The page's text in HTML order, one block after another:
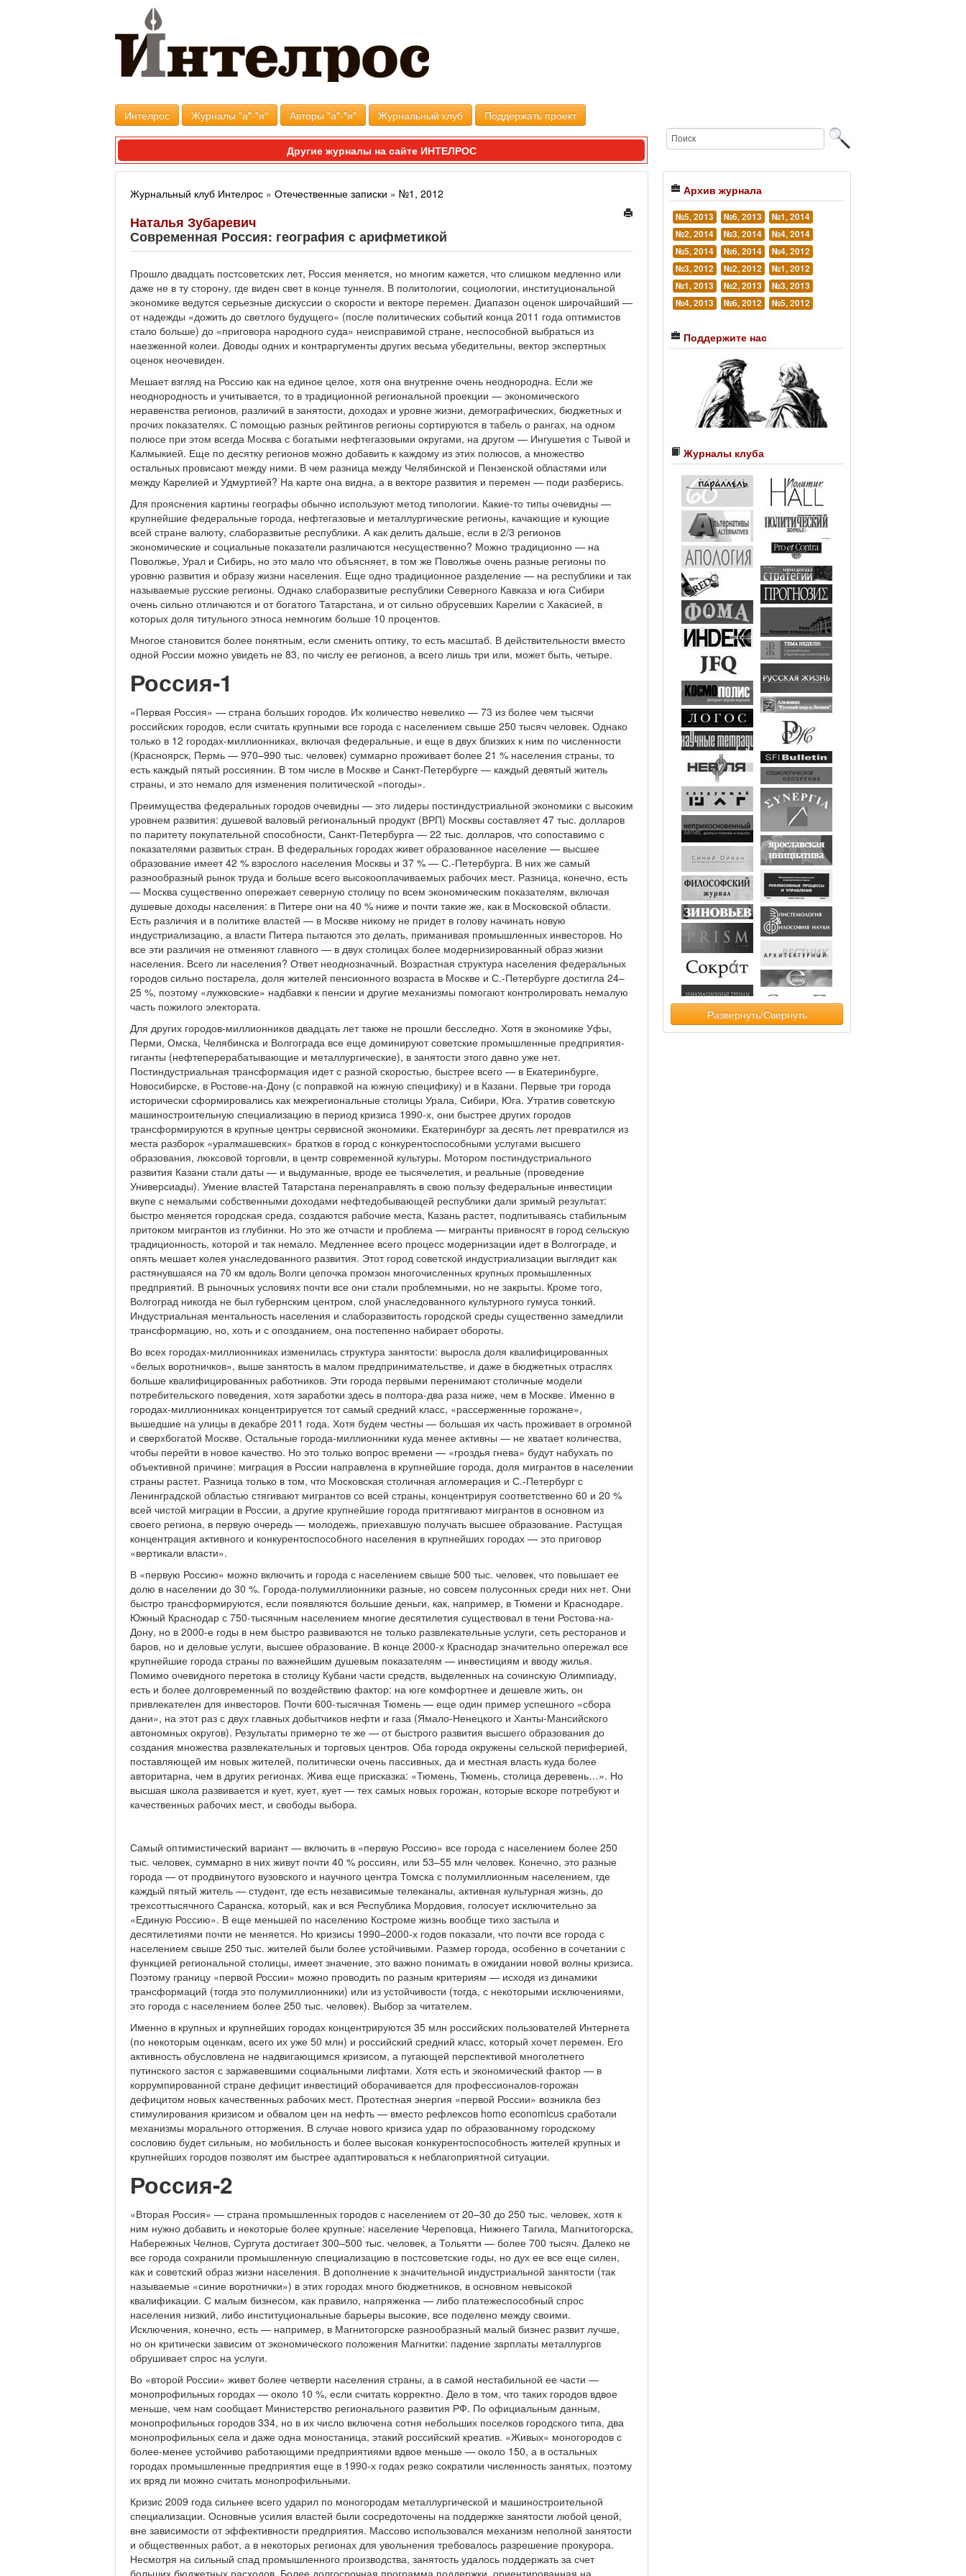
Интелрос Журналы "а"-"я" Авторы "а"-"я" Журнальный клуб Поддержать проект
Другие журналы на сайте ИНТЕЛРОС
Журнальный клуб Интелрос » Отечественные записки » №1, 2012
Наталья Зубаревич
Современная Россия: география с арифметикой
Прошло двадцать постсоветских лет, Россия меняется, но многим кажется, что слишком медленно или
даже не в ту сторону, где виден свет в конце туннеля. В политологии, социологии, институциональной
экономике ведутся серьезные дискуссии о скорости и векторе перемен. Диапазон оценок широчайший —
от надежды «дожить до светлого будущего» (после политических событий конца 2011 года оптимистов
стало больше) до «приговора народного суда» неисправимой стране, неспособной выбраться из
наезженной колеи. Доводы одних и контраргументы других весьма убедительны, вектор экспертных
оценок неочевиден.
Мешает взгляд на Россию как на единое целое, хотя она внутренне очень неоднородна. Если же
неоднородность и учитывается, то в традиционной региональной проекции — экономического
неравенства регионов, различий в занятости, доходах и уровне жизни, демографических, бюджетных и
прочих показателях. С помощью разных рейтингов регионы сортируются в табель о рангах, на одном
полюсе при этом всегда Москва с богатыми нефтегазовыми округами, на другом — Ингушетия с Тывой и
Калмыкией. Еще по десятку регионов можно добавить к каждому из этих полюсов, а множество
остальных провисают между ними. В чем разница между Челябинской и Пензенской областями или
между Карелией и Удмуртией? На карте она видна, а в векторе развития и перемен — поди разберись.
Для прояснения картины географы обычно используют метод типологии. Какие-то типы очевидны —
крупнейшие федеральные города, нефтегазовые и металлургические регионы, качающие и кующие
всей стране валюту, слаборазвитые республики. А как делить дальше, если в 2/3 регионов
экономические и социальные показатели различаются несущественно? Можно традиционно — на
Поволжье, Урал и Сибирь, но это мало что объясняет, в том же Поволжье очень разные регионы по
уровню развития и образу жизни населения. Еще одно традиционное разделение — на республики и так
называемые русские регионы. Однако слаборазвитые республики Северного Кавказа и юга Сибири
очень сильно отличаются и от богатого Татарстана, и от сильно обрусевших Карелии с Хакасией, в
которых доля титульного этноса немногим больше 10 процентов.
Многое становится более понятным, если сменить оптику, то есть масштаб. В действительности вместо
одной России можно увидеть не 83, по числу ее регионов, а всего лишь три или, может быть, четыре.
Россия-1
«Первая Россия» — страна больших городов. Их количество невелико — 73 из более чем тысячи
российских городов, если считать крупными все города с населением свыше 250 тысяч человек. Однако
только в 12 городах-миллионниках, включая федеральные, и еще в двух близких к ним по численности
(Красноярск, Пермь — 970–990 тыс. человек) суммарно проживает более 21 % населения страны, то
есть каждый пятый россиянин. В том числе в Москве и Санкт-Петербурге — каждый девятый житель
страны, и это немало для изменения политической «погоды».
Преимущества федеральных городов очевидны — это лидеры постиндустриальной экономики с высоким
уровнем развития: душевой валовый региональный продукт (ВРП) Москвы составляет 47 тыс. долларов
по паритету покупательной способности, Санкт-Петербурга — 22 тыс. долларов, что сопоставимо с
показателями развитых стран. В федеральных городах живет образованное население — высшее
образование имеет 42 % взрослого населения Москвы и 37 % — С.-Петербурга. В них же самый
разнообразный рынок труда и больше всего высокооплачиваемых рабочих мест. Разница, конечно, есть
— Москва существенно опережает северную столицу по всем экономическим показателям, включая
душевые доходы населения: в Питере они на 40 % ниже и почти такие же, как в Московской области.
Есть различия и в политике властей — в Москве никому не придет в голову начинать новую
индустриализацию, а власти Питера пытаются это делать, приманивая промышленных инвесторов. Но
все эти различия не отменяют главного — в двух столицах более модернизированный образ жизни
населения. Всего ли населения? Ответ неоднозначный. Возрастная структура населения федеральных
городов сильно постарела, доля жителей пенсионного возраста в Москве и С.-Петербурге достигла 24–
25 %, поэтому «лужковские» надбавки к пенсии и другие механизмы помогают контролировать немалую
часть пожилого электората.
Для других городов-миллионников двадцать лет также не прошли бесследно. Хотя в экономике Уфы,
Перми, Омска, Челябинска и Волгограда все еще доминируют советские промышленные предприятия-
гиганты (нефтеперерабатывающие и металлургические), в занятости этого давно уже нет.
Постиндустриальная трансформация идет с разной скоростью, быстрее всего — в Екатеринбурге,
Новосибирске, в Ростове-на-Дону (с поправкой на южную специфику) и в Казани. Первые три города
исторически сформировались как межрегиональные столицы Урала, Сибири, Юга. Утратив советскую
машиностроительную специализацию в период кризиса 1990-х, они быстрее других городов
трансформируются в крупные центры сервисной экономики. Екатеринбург за десять лет превратился из
места разборок «уралмашевских» братков в город с конкурентоспособными услугами высшего
образования, люксовой торговли, в центр современной культуры. Мотором постиндустриального
развития Казани стали даты — и выдуманные, вроде ее тысячелетия, и реальные (проведение
Универсиады). Умение властей Татарстана перенаправлять в свою пользу федеральные инвестиции
вкупе с немалыми собственными доходами нефтедобывающей республики дали зримый результат:
быстро меняется городская среда, создаются рабочие места, Казань растет, подпитываясь стабильным
притоком мигрантов из глубинки. Но это же отчасти и проблема — мигранты привносят в город сельскую
традиционность, которой и так немало. Медленнее всего процесс модернизации идет в Волгограде, и
опять мешает колея унаследованного развития. Этот город советской индустриализации выглядит как
растянувшаяся на 70 км вдоль Волги цепочка промзон многочисленных крупных промышленных
предприятий. В рыночных условиях почти все они стали проблемными, но не закрыты. Кроме того,
Волгоград никогда не был губернским центром, слой унаследованного культурного гумуса тонкий.
Индустриальная ментальность населения и слаборазвитость городской среды существенно замедлили
трансформацию, но, хоть и с опозданием, она постепенно набирает обороты.
Во всех городах-миллионниках изменилась структура занятости: выросла доля квалифицированных
«белых воротничков», выше занятость в малом предпринимательстве, и даже в бюджетных отраслях
больше квалифицированных работников. Эти города первыми перенимают столичные модели
потребительского поведения, хотя заработки здесь в полтора-два раза ниже, чем в Москве. Именно в
городах-миллионниках концентрируется тот самый средний класс, «рассерженные горожане»,
вышедшие на улицы в декабре 2011 года. Хотя будем честны — большая их часть проживает в огромной
и сверхбогатой Москве. Остальные города-миллионники куда менее активны — не хватает количества,
чтобы перейти в новое качество. Но это только вопрос времени — «гроздья гнева» будут набухать по
объективной причине: миграция в России направлена в крупнейшие города, доля мигрантов в населении
страны растет. Разница только в том, что Московская столичная агломерация и С.-Петербург с
Ленинградской областью стягивают мигрантов со всей страны, концентрируя соответственно 60 и 20 %
всей чистой миграции в России, а другие крупнейшие города притягивают мигрантов в основном из
своего региона, в первую очередь — молодежь, приехавшую получать высшее образование. Растущая
концентрация активного и конкурентоспособного населения в крупнейших городах — это приговор
«вертикали власти».
В «первую Россию» можно включить и города с населением свыше 500 тыс. человек, что повышает ее
долю в населении до 30 %. Города-полумиллионники разные, но совсем полусонных среди них нет. Они
быстро трансформируются, если появляются большие деньги, как, например, в Тюмени и Краснодаре.
Южный Краснодар с 750-тысячным населением многие десятилетия существовал в тени Ростова-на-
Дону, но в 2000-е годы в нем быстро развиваются не только развлекательные услуги, сеть ресторанов и
баров, но и деловые услуги, высшее образование. В конце 2000-х Краснодар значительно опережал все
крупнейшие города страны по важнейшим душевым показателям — инвестициям и вводу жилья.
Помимо очевидного перетока в столицу Кубани части средств, выделенных на сочинскую Олимпиаду,
есть и более долговременный по воздействию фактор: на юге комфортнее и дешевле жить, он
привлекателен для инвесторов. Почти 600-тысячная Тюмень — еще один пример успешного «сбора
дани», на этот раз с двух главных добытчиков нефти и газа (Ямало-Ненецкого и Ханты-Мансийского
автономных округов). Результаты примерно те же — от быстрого развития высшего образования до
создания множества развлекательных и торговых центров. Оба города окружены сельской периферией,
поставляющей им новых жителей, политически очень пассивных, да и местная власть куда более
авторитарна, чем в других регионах. Жива еще присказка: «Тюмень, Тюмень, столица деревень…». Но
высшая школа развивается и кует, кует, кует — тех самых новых горожан, которые вскоре потребуют и
качественных рабочих мест, и свободы выбора.
Самый оптимистический вариант — включить в «первую Россию» все города с населением более 250
тыс. человек, суммарно в них живут почти 40 % россиян, или 53–55 млн человек. Конечно, это разные
города — от продвинутого вузовского и научного центра Томска с полумиллионным населением, где
каждый пятый житель — студент, где есть независимые телеканалы, активная культурная жизнь, до
трехсоттысячного Саранска, который, как и вся Республика Мордовия, голосует исключительно за
«Единую Россию». В еще меньшей по населению Костроме жизнь вообще тихо застыла и
десятилетиями почти не меняется. Но кризисы 1990–2000-х годов показали, что почти все города с
населением свыше 250 тыс. жителей были более устойчивыми. Размер города, особенно в сочетании с
функцией региональной столицы, имеет значение, это важно понимать в ожидании новой волны кризиса.
Поэтому границу «первой России» можно проводить по разным критериям — исходя из динамики
трансформаций (тогда это полумиллионники) или из устойчивости (тогда, с некоторыми исключениями,
это города с населением более 250 тыс. человек). Выбор за читателем.
Именно в крупных и крупнейших городах концентрируются 35 млн российских пользователей Интернета
(по некоторым оценкам, всего их уже 50 млн) и российский средний класс, который хочет перемен. Его
активность обусловлена не надвигающимся кризисом, а пугающей перспективой многолетнего
путинского застоя с заржавевшими социальными лифтами. Хотя есть и экономический фактор — в
коррумпированной стране дефицит инвестиций оборачивается для профессионалов-горожан
дефицитом новых качественных рабочих мест. Протестная энергия «первой России» возникла без
стимулирования кризисом и обвалом цен на нефть — вместо рефлексов homo economicus сработали
механизмы морального отторжения. В случае нового кризиса удар по образованному городскому
сословию будет сильным, но мобильность и более высокая конкурентоспособность жителей крупных и
крупнейших городов позволят им быстрее адаптироваться к неблагоприятной ситуации.
Россия-2
«Вторая Россия» — страна промышленных городов с населением от 20–30 до 250 тыс. человек, хотя к
ним нужно добавить и некоторые более крупные: население Череповца, Нижнего Тагила, Магнитогорска,
Набережных Челнов, Сургута достигает 300–500 тыс. человек, а Тольятти — более 700 тысяч. Далеко не
все города сохранили промышленную специализацию в постсоветские годы, но дух ее все еще силен,
как и советский образ жизни населения. В дополнение к значительной индустриальной занятости (так
называемые «синие воротнички») в этих городах много бюджетников, в основном невысокой
квалификации. С малым бизнесом, как правило, напряженка — либо платежеспособный спрос
населения низкий, либо институциональные барьеры высокие, все поделено между своими.
Исключения, конечно, есть — например, в Магнитогорске разнообразный малый бизнес развит лучше,
но он критически зависим от экономического положения Магнитки: падение зарплаты металлургов
обрушивает спрос на услуги.
Во «второй России» живет более четверти населения страны, а в самой нестабильной ее части —
монопрофильных городах — около 10 %, если считать корректно. Дело в том, что таких городов вдвое
меньше, чем нам сообщает Министерство регионального развития РФ. По официальным данным,
монопрофильных городов 334, но в их число включена сотня небольших поселков городского типа, два
монопрофильных села и даже одна моностаница, этакий российский креатив. «Живых» моногородов с
более-менее устойчиво работающими предприятиями вдвое меньше — около 150, а в остальных
городах промышленные предприятия еще в 1990-х годах резко сократили численность занятых, поэтому
их вряд ли можно считать монопрофильными.
Кризис 2009 года сильнее всего ударил по моногородам металлургической и машиностроительной
специализации. Основные усилия властей были сосредоточены на поддержке занятости любой ценой,
вне зависимости от эффективности предприятия. Массово использовался механизм неполной занятости
и общественных работ, а в некоторых регионах для увольнения требовалось разрешение прокурора.
Несмотря на сильный спад промышленного производства, занятость удалось поддержать за счет
больших бюджетных расходов. Более долгосрочная программа поддержки, ориентированная на
Архив журнала
№5, 2013 №6, 2013
№1, 2014
№2, 2014
№3, 2014
№4, 2014
№5, 2014
№6, 2014
№4, 2012
№3, 2012
№2, 2012
№1, 2012
№1, 2013
№2, 2013
№3, 2013
№4, 2013
№6, 2012 №5, 2012
Поддержите нас
Журналы клуба
Развернуть/Свернуть